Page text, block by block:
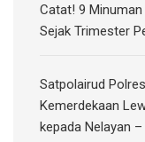
Catat! 9 Minuman
Sejak Trimester
Satpolairud
Kemerdekaan
kepada Nelayan